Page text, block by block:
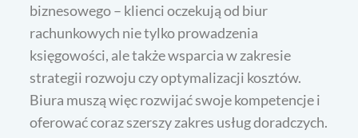
biznesowego – klienci oczekują od biur
rachunkowych nie tylko prowadzenia
księgowości, ale także wsparcia w zakresie
strategii rozwoju czy optymalizacji kosztów.
Biura muszą więc rozwijać swoje kompetencje i
oferować coraz szerszy zakres usług doradczych.